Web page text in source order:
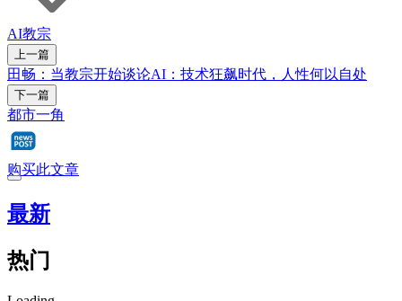
AI教宗
上一篇
田畅：当教宗开始谈论AI：技术狂飙时代，人性何以自处
下一篇
都市一角
购买此文章
最新
热门